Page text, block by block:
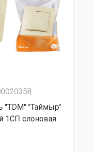
"TDM" "Таймыр"
1CП слоновая